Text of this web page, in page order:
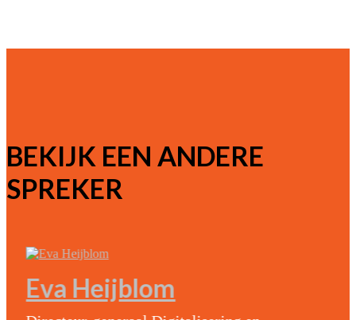
BEKIJK EEN ANDERE
SPREKER
Eva Heijblom